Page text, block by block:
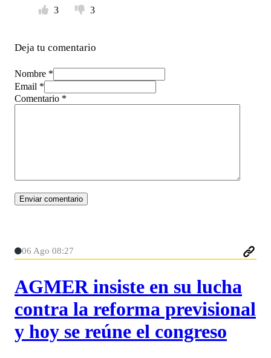
3
3
Deja tu comentario
Nombre *
Email *
Comentario *
06 Ago 08:27
AGMER insiste en su lucha
contra la reforma previsional
y hoy se reúne el congreso